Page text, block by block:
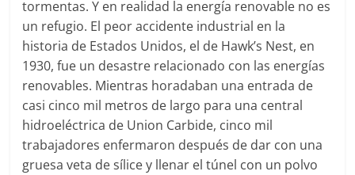
tormentas. Y en realidad la energía renovable no es
un refugio. El peor accidente industrial en la
historia de Estados Unidos, el de Hawk’s Nest, en
1930, fue un desastre relacionado con las energías
renovables. Mientras horadaban una entrada de
casi cinco mil metros de largo para una central
hidroeléctrica de Union Carbide, cinco mil
trabajadores enfermaron después de dar con una
gruesa veta de sílice y llenar el túnel con un polvo